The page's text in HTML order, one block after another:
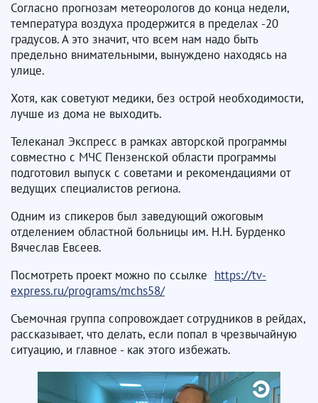
Согласно прогнозам метеорологов до конца недели,
температура воздуха продержится в пределах -20
градусов. А это значит, что всем нам надо быть
предельно внимательными, вынуждено находясь на
улице.
Хотя, как советуют медики, без острой необходимости,
лучше из дома не выходить.
Телеканал Экспресс в рамках авторской программы
совместно с МЧС Пензенской области программы
подготовил выпуск с советами и рекомендациями от
ведущих специалистов региона.
Одним из спикеров был заведующий ожоговым
отделением областной больницы им. Н.Н. Бурденко
Вячеслав Евсеев.
Посмотреть проект можно по ссылке https://tv-
express.ru/programs/mchs58/
Съемочная группа сопровождает сотрудников в рейдах,
рассказывает, что делать, если попал в чрезвычайную
ситуацию, и главное - как этого избежать.